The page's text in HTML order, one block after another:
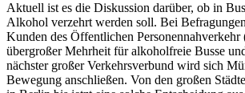
Aktuell ist es die Diskussion darüber, ob in
Alkohol verzehrt werden soll. Bei
Kunden des Öffentlichen
übergroßer Mehrheit für alkoholfreie Busse
nächster großer Verkehrsverbund wird sich
Bewegung anschließen. Von den großen